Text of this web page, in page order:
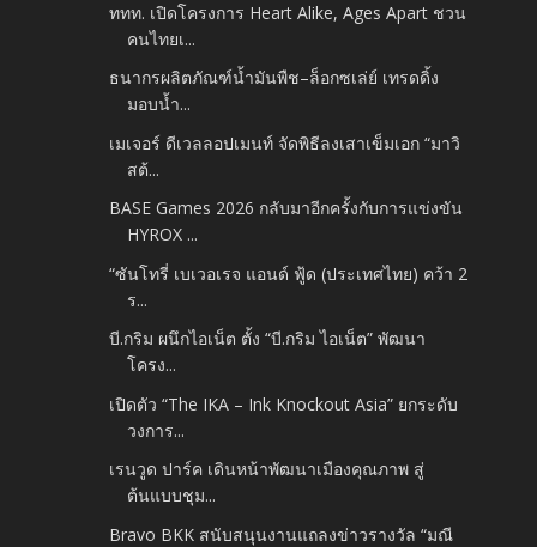
ททท. เปิดโครงการ Heart Alike, Ages Apart ชวน
คนไทยเ...
ธนากรผลิตภัณฑ์น้ำมันพืช–ล็อกซเล่ย์ เทรดดิ้ง
มอบน้ำ...
เมเจอร์ ดีเวลลอปเมนท์ จัดพิธีลงเสาเข็มเอก “มาวิ
สต้...
BASE Games 2026 กลับมาอีกครั้งกับการแข่งขัน
HYROX ...
“ซันโทรี่ เบเวอเรจ แอนด์ ฟู้ด (ประเทศไทย) คว้า 2
ร...
บี.กริม ผนึกไอเน็ต ตั้ง “บี.กริม ไอเน็ต” พัฒนา
โครง...
เปิดตัว “The IKA – Ink Knockout Asia” ยกระดับ
วงการ...
เรนวูด ปาร์ค เดินหน้าพัฒนาเมืองคุณภาพ สู่
ต้นแบบชุม...
Bravo BKK สนับสนุนงานแถลงข่าวรางวัล “มณี